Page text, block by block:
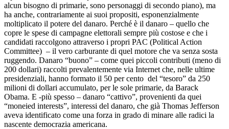
alcun bisogno di primarie, sono personaggi di secondo piano), ma
ha anche, contrariamente ai suoi propositi, esponenzialmente
moltiplicato il potere del danaro. Perché è il danaro – quello che
copre le spese di campagne elettorali sempre più costose e che i
candidati raccolgono attraverso i propri PAC (Political Action
Committee) – il vero carburante di quel motore che va senza sosta
ruggendo. Danaro “buono” – come quei piccoli contributi (meno di
200 dollari) raccolti prevalentemente via Internet che, nelle ultime
presidenziali, hanno formato il 50 per cento del “tesoro” da 250
milioni di dollari accumulato, per le sole primarie, da Barack
Obama. E -più spesso – danaro “cattivo”, provenienti da quei
“moneied interests”, interessi del danaro, che già Thomas Jefferson
aveva identificato come una forza in grado di minare alle radici la
nascente democrazia americana.